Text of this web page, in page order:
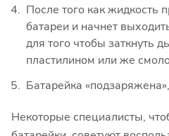
После того как жидкость
батареи и начнет
для того чтобы заткнуть
пластилином или же
Батарейка
Некоторые специалисты,